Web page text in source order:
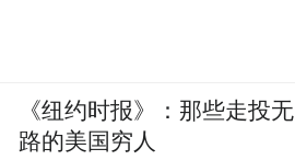
《纽约时报》：那些走投无
路的美国穷人